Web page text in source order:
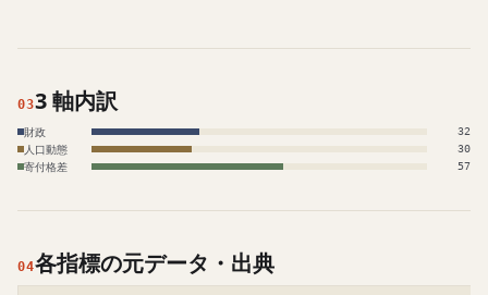
033 軸内訳
財政 32
人口動態 30
寄付格差 57
04各指標の元データ・出典